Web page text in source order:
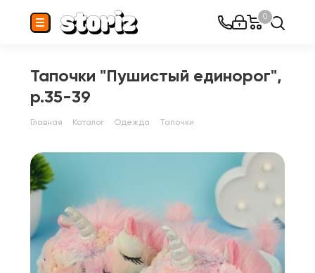
0
Тапочки "Пушистый единорог",
р.35-39
Главная Каталог Одежда Тапочки